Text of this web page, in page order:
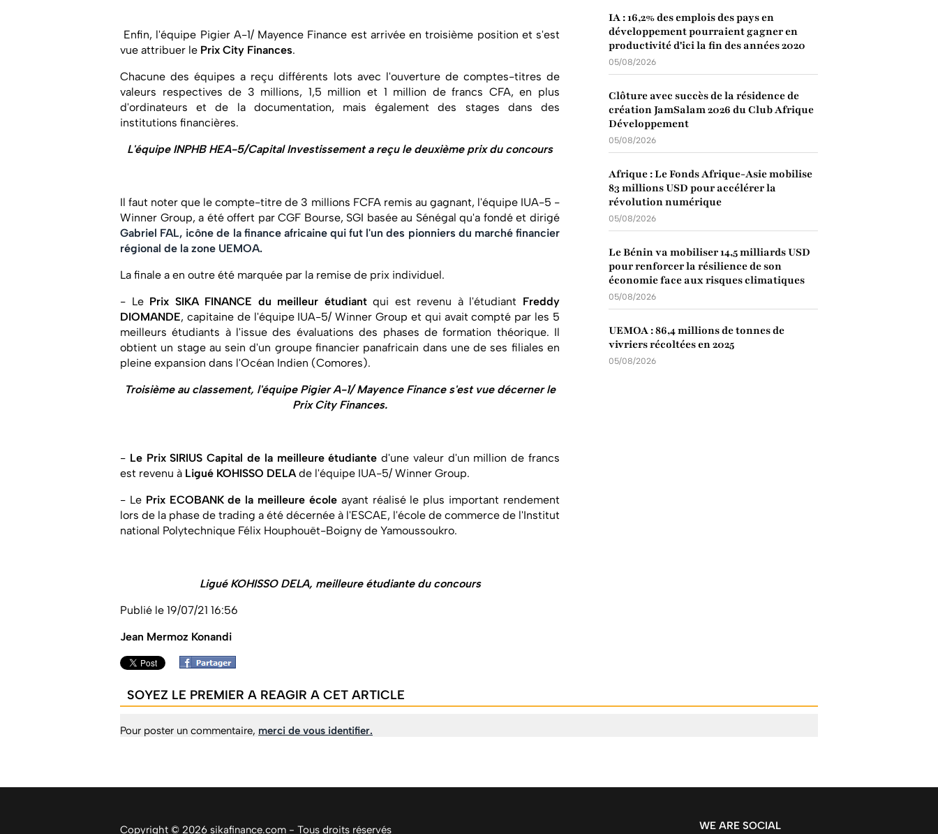
Enfin, l'équipe Pigier A-1/ Mayence Finance est arrivée en troisième position et s'est
vue attribuer le Prix City Finances.
Chacune des équipes a reçu différents lots avec l'ouverture de comptes-titres de
valeurs respectives de 3 millions, 1,5 million et 1 million de francs CFA, en plus
d'ordinateurs et de la documentation, mais également des stages dans des
institutions financières.
L'équipe INPHB HEA-5/Capital Investissement a reçu le deuxième prix du concours
Il faut noter que le compte-titre de 3 millions FCFA remis au gagnant, l'équipe IUA-5 -
Winner Group, a été offert par CGF Bourse, SGI basée au Sénégal qu'a fondé et dirigé
Gabriel FAL, icône de la finance africaine qui fut l'un des pionniers du marché financier
régional de la zone UEMOA.
La finale a en outre été marquée par la remise de prix individuel.
- Le Prix SIKA FINANCE du meilleur étudiantqui est revenu à l'étudiant Freddy
DIOMANDE, capitaine de l'équipe IUA-5/ Winner Group et qui avait compté par les 5
meilleurs étudiants à l'issue des évaluations des phases de formation théorique. Il
obtient un stage au sein d'un groupe financier panafricain dans une de ses filiales en
pleine expansion dans l'Océan Indien (Comores).
Troisième au classement, l'équipe Pigier A-1/ Mayence Finance s'est vue décerner le
Prix City Finances.
- Le Prix SIRIUS Capital de la meilleure étudiante d'une valeur d'un million de francs
est revenu à Ligué KOHISSO DELAde l'équipe IUA-5/ Winner Group.
- Le Prix ECOBANK de la meilleure écoleayant réalisé le plus important rendement
lors de la phase de trading a été décernée à l'ESCAE, l'école de commerce de l'Institut
national Polytechnique Félix Houphouët-Boigny de Yamoussoukro.
Ligué KOHISSO DELA, meilleure étudiante du concours
Publié le 19/07/21 16:56
Jean Mermoz Konandi
IA : 16,2% des emplois des pays en
développement pourraient gagner en
productivité d'ici la fin des années 2020
05/08/2026
Clôture avec succès de la résidence de
création JamSalam 2026 du Club Afrique
Développement
05/08/2026
Afrique : Le Fonds Afrique-Asie mobilise
83 millions USD pour accélérer la
révolution numérique
05/08/2026
Le Bénin va mobiliser 14,5 milliards USD
pour renforcer la résilience de son
économie face aux risques climatiques
05/08/2026
UEMOA : 86,4 millions de tonnes de
vivriers récoltées en 2025
05/08/2026
SOYEZ LE PREMIER A REAGIR A CET ARTICLE
Pour poster un commentaire, merci de vous identifier.
Copyright © 2026 sikafinance.com - Tous droits réservés WE ARE SOCIAL